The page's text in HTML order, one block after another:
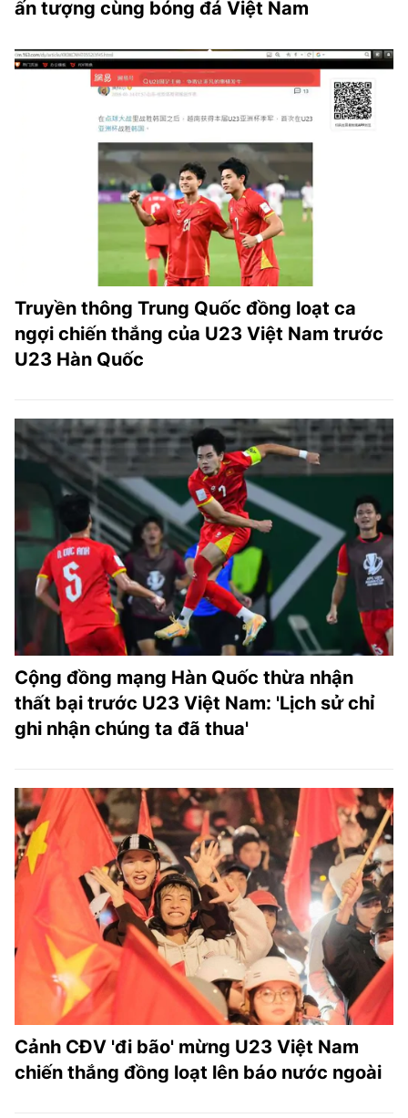
ấn tượng cùng bóng đá Việt Nam
Truyền thông Trung Quốc đồng loạt ca
ngợi chiến thắng của U23 Việt Nam trước
U23 Hàn Quốc
Cộng đồng mạng Hàn Quốc thừa nhận
thất bại trước U23 Việt Nam: 'Lịch sử chỉ
ghi nhận chúng ta đã thua'
Cảnh CĐV 'đi bão' mừng U23 Việt Nam
chiến thắng đồng loạt lên báo nước ngoài